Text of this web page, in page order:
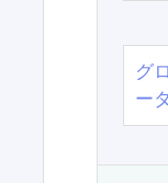
グ
ー